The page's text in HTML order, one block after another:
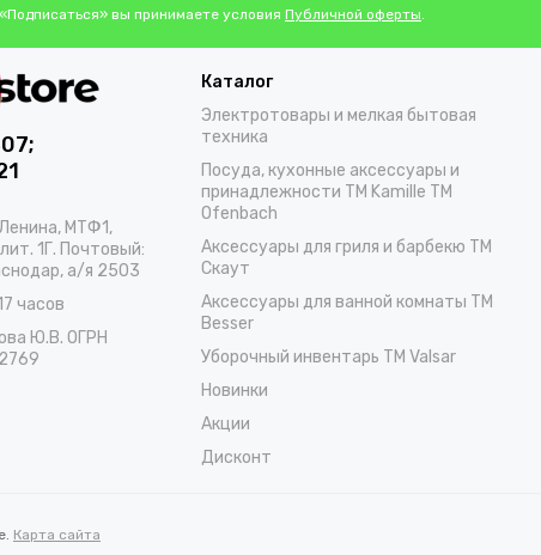
вы принимаете условия Публичной оферты.
МТФ1,
1Г. Почтовый:
а/я 2503
часов
Ю.В. ОГРН
Каталог
Электротовары и мелкая бытовая
техника
Посуда, кухонные аксессуары и
принадлежности TM Kamille TM
Ofenbach
Аксессуары для гриля и барбекю TM
Скаут
Аксессуары для ванной комнаты TM
Besser
Уборочный инвентарь TM Valsar
Новинки
Акции
Дисконт
Карта сайта